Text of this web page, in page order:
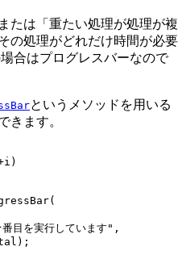
たは「重たい処理が処理が複
の処理がどれだけ時間が必要
合はプログレスバーなので
というメソッドを用いる
きます。
i)
(
番目を実行しています " ,